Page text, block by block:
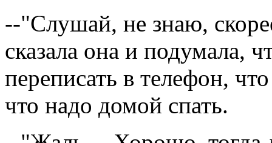
--"Слушай, не знаю,
сказала она и подумала,
переписать в телефон,
что надо домой спать.